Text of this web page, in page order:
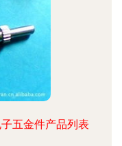
五金件产品列表